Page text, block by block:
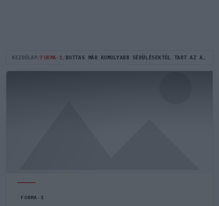
KEZDŐLAP FORMA-1 BOTTAS MÁR KOMOLYABB SÉRÜLÉSEKTŐL TART AZ AUTÓK PATTOGÁSA MIATT
FORMA-1